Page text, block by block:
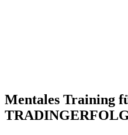
Mentales Training